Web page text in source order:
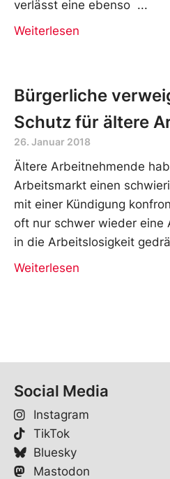
verlässt eine ebenso
Weiterlesen
Bürgerliche
Schutz für ältere
26. Januar 2018
Ältere Arbeitnehmende
Arbeitsmarkt einen
mit einer Kündigung
oft nur schwer wieder eine
in die Arbeitslosigkeit
Weiterlesen
Social Media
Instagram
TikTok
Bluesky
Mastodon